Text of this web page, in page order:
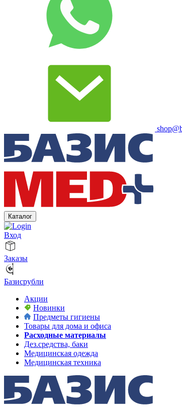
Каталог
Вход
Заказы
Базисрубли
Акции
Новинки
Предметы гигиены
Товары для дома и офиса
Расходные материалы
Дез.средства, баки
Медицинская одежда
Медицинская техника